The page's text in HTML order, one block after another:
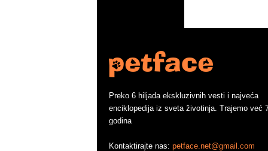
Preko 6 hiljada ekskluzivnih vesti i najveća
enciklopedija iz sveta životinja. Trajemo već
godina
Kontaktirajte nas: petface.net@gmail.com